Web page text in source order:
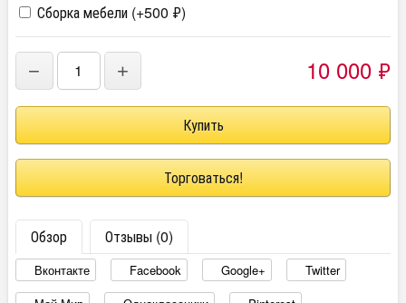
Сборка мебели (+500 ₽)
− + 10 000 ₽
Торговаться!
Обзор Отзывы (0)
Вконтакте Facebook Google+
Twitter